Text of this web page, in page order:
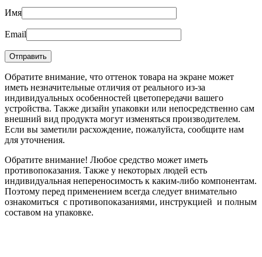
Имя
Email
Обратите внимание, что оттенок товара на экране может
иметь незначительные отличия от реального из-за
индивидуальных особенностей цветопередачи вашего
устройства. Также дизайн упаковки или непосредственно сам
внешний вид продукта могут изменяться производителем.
Если вы заметили расхождение, пожалуйста, сообщите нам
для уточнения.
Обратите внимание! Любое средство может иметь
противопоказания. Также у некоторых людей есть
индивидуальная непереносимость к каким-либо компонентам.
Поэтому перед применением всегда следует внимательно
ознакомиться с противопоказаниями, инструкцией и полным
составом на упаковке.